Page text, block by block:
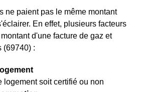
ne paient pas le même montant
En effet, plusieurs facteurs
d'une facture de gaz et
(69740) :
logement soit certifié ou non